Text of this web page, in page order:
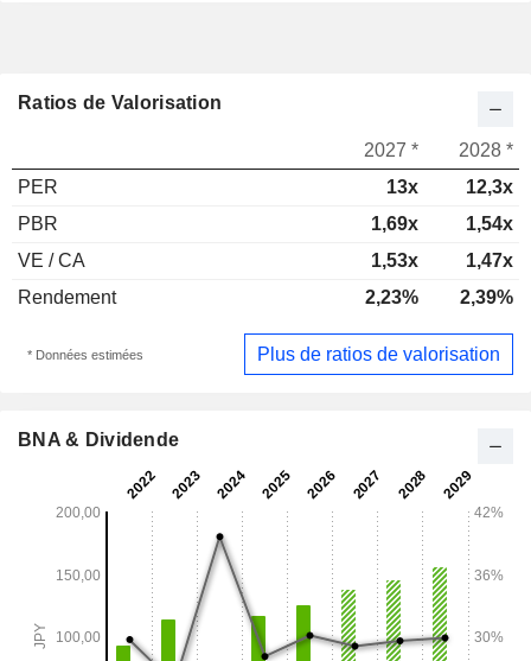
Ratios de Valorisation
2027 *
2028 *
PER
13x
12,3x
PBR
1,69x
1,54x
VE / CA
1,53x
1,47x
Rendement
2,23% 2,39%
* Données estimées Plus de ratios de valorisation
BNA & Dividende